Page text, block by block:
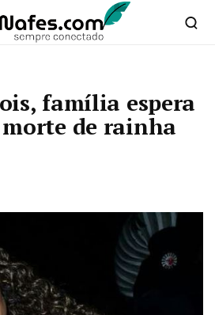
família espera
de rainha